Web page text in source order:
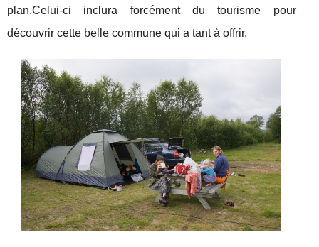
plan.Celui-ci inclura forcément du tourisme pour
découvrir cette belle commune qui a tant à offrir.